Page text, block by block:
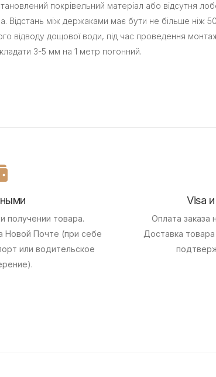
покрівельний матеріал або відсутня
Відстань між держаками має бути не більше ніж
дощової води, під час проведення
3-5 мм на 1 метр погонний.
получении товара.
Новой Почте (при себе
или водительское
Visa
Оплата заказа
Доставка